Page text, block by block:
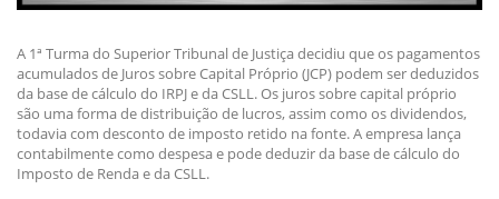
A 1ª Turma do Superior Tribunal de Justiça decidiu que os pagamentos
acumulados de Juros sobre Capital Próprio (JCP) podem ser deduzidos
da base de cálculo do IRPJ e da CSLL. Os juros sobre capital próprio
são uma forma de distribuição de lucros, assim como os dividendos,
todavia com desconto de imposto retido na fonte. A empresa lança
contabilmente como despesa e pode deduzir da base de cálculo do
Imposto de Renda e da CSLL.